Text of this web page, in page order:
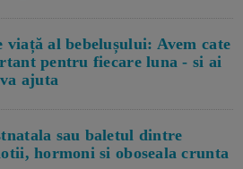
viață al bebelușului: Avem cate
pentru fiecare luna - si ai
ajuta
sau baletul dintre
hormoni si oboseala crunta